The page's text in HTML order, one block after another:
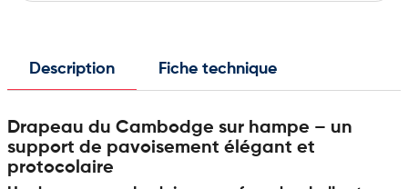
Description Fiche technique
Drapeau du Cambodge sur hampe – un
support de pavoisement élégant et
protocolaire